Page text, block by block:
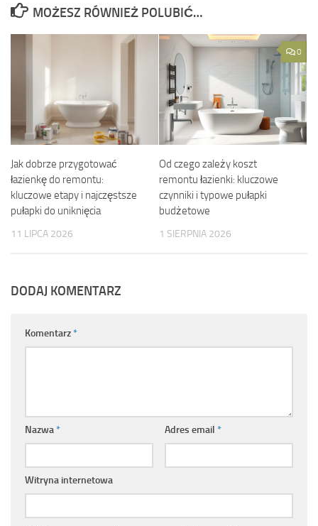
MOŻESZ RÓWNIEŻ POLUBIĆ…
Jak dobrze przygotować
łazienkę do remontu:
kluczowe etapy i najczęstsze
pułapki do uniknięcia
11 LIPCA 2026
0
Od czego zależy koszt
remontu łazienki: kluczowe
czynniki i typowe pułapki
budżetowe
1 SIERPNIA 2026
DODAJ KOMENTARZ
Komentarz*
Nazwa* Adres email *
Witryna internetowa